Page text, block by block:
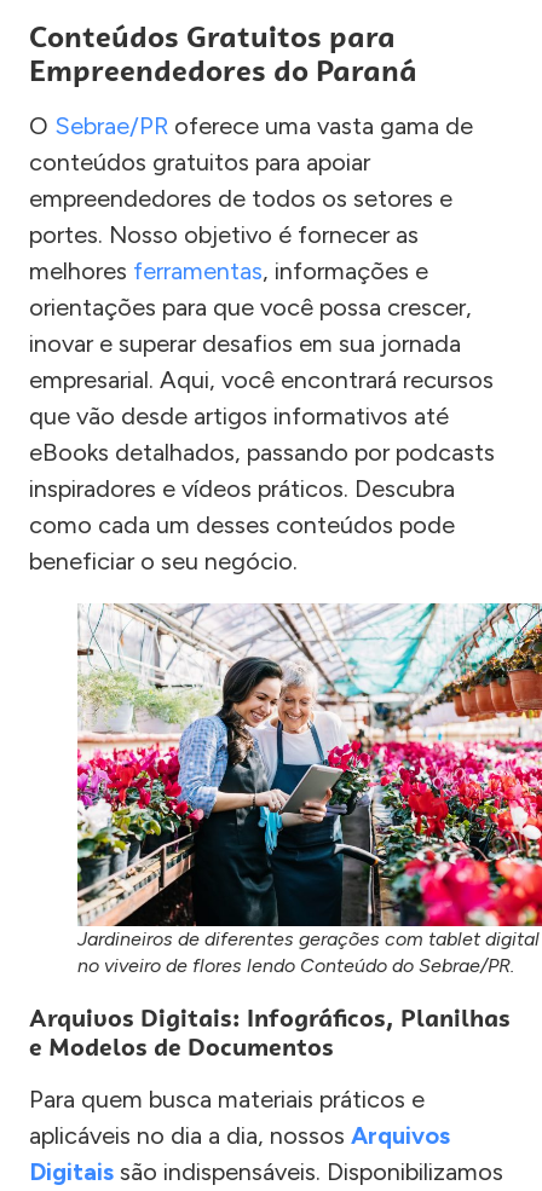
Conteúdos Gratuitos para
Empreendedores do Paraná
O Sebrae/PR oferece uma vasta gama de
conteúdos gratuitos para apoiar
empreendedores de todos os setores e
portes. Nosso objetivo é fornecer as
melhores ferramentas, informações e
orientações para que você possa crescer,
inovar e superar desafios em sua jornada
empresarial. Aqui, você encontrará recursos
que vão desde artigos informativos até
eBooks detalhados, passando por podcasts
inspiradores e vídeos práticos. Descubra
como cada um desses conteúdos pode
beneficiar o seu negócio.
Jardineiros de diferentes gerações com tablet digital
no viveiro de flores lendo Conteúdo do Sebrae/PR.
Arquivos Digitais: Infográficos, Planilhas
e Modelos de Documentos
Para quem busca materiais práticos e
aplicáveis no dia a dia, nossos Arquivos
Digitais são indispensáveis. Disponibilizamos